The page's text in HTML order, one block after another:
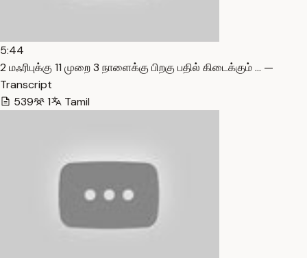
5:44
2 மஃரிபுக்கு 11 முறை 3 நாளைக்கு பிறகு பதில் கிடைக்கும் … —
Transcript
539
1 Tamil